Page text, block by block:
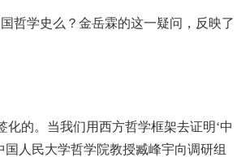
哲学史么？金岳霖的这一疑问，反映了
的。当我们用西方哲学框架去证明‘中
人民大学哲学院教授臧峰宇向调研组